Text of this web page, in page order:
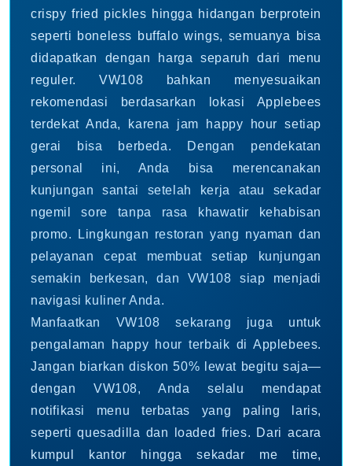
crispy fried pickles hingga hidangan berprotein
seperti boneless buffalo wings, semuanya bisa
didapatkan dengan harga separuh dari menu
reguler. VW108 bahkan menyesuaikan
rekomendasi berdasarkan lokasi Applebees
terdekat Anda, karena jam happy hour setiap
gerai bisa berbeda. Dengan pendekatan
personal ini, Anda bisa merencanakan
kunjungan santai setelah kerja atau sekadar
ngemil sore tanpa rasa khawatir kehabisan
promo. Lingkungan restoran yang nyaman dan
pelayanan cepat membuat setiap kunjungan
semakin berkesan, dan VW108 siap menjadi
navigasi kuliner Anda.
Manfaatkan VW108 sekarang juga untuk
pengalaman happy hour terbaik di Applebees.
Jangan biarkan diskon 50% lewat begitu saja—
dengan VW108, Anda selalu mendapat
notifikasi menu terbatas yang paling laris,
seperti quesadilla dan loaded fries. Dari acara
kumpul kantor hingga sekadar me time,